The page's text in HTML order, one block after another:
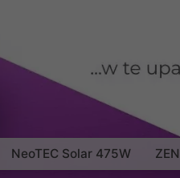
NeoTEC Solar 475W